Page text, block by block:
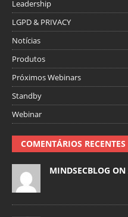
Leadership
LGPD & PRIVACY
Notícias
Produtos
Próximos Webinars
Standby
Webinar
COMENTÁRIOS RECENTES
MINDSECBLOG ON